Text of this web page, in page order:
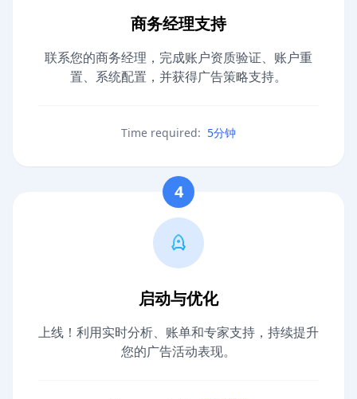
商务经理支持
联系您的商务经理，完成账户资质验证、账户重
置、系统配置，并获得广告策略支持。
Time required: 5分钟
4
启动与优化
上线！利用实时分析、账单和专家支持，持续提升
您的广告活动表现。